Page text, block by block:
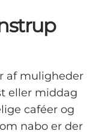
af muligheder
eller middag
caféer og
nabo er der